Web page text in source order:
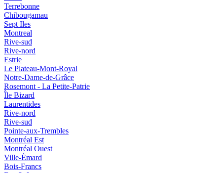
Terrebonne
Chibougamau
Sept Iles
Montreal
Rive-sud
Rive-nord
Estrie
Le Plateau-Mont-Royal
Notre-Dame-de-Grâce
Rosemont - La Petite-Patrie
Île Bizard
Laurentides
Rive-nord
Rive-sud
Pointe-aux-Trembles
Montréal Est
Montréal Ouest
Ville-Émard
Bois-Francs